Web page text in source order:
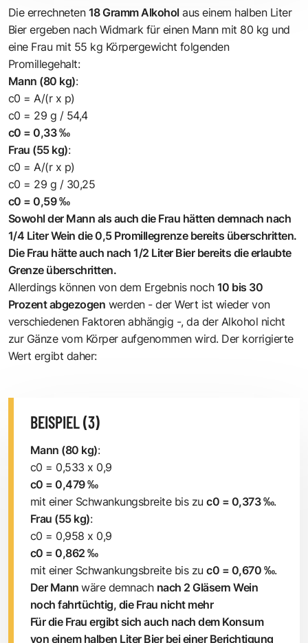
Die errechneten 18 Gramm Alkohol aus einem halben Liter
Bier ergeben nach Widmark für einen Mann mit 80 kg und
eine Frau mit 55 kg Körpergewicht folgenden
Promillegehalt:
Mann (80 kg):
c0 = A/(r x p)
c0 = 29 g / 54,4
c0 = 0,33 ‰
Frau (55 kg):
c0 = A/(r x p)
c0 = 29 g / 30,25
c0 = 0,59 ‰
Sowohl der Mann als auch die Frau hätten demnach nach
1/4 Liter Wein die 0,5 Promillegrenze bereits überschritten.
Die Frau hätte auch nach 1/2 Liter Bier bereits die erlaubte
Grenze überschritten.
Allerdings können von dem Ergebnis noch 10 bis 30
Prozent abgezogen werden - der Wert ist wieder von
verschiedenen Faktoren abhängig -, da der Alkohol nicht
zur Gänze vom Körper aufgenommen wird. Der korrigierte
Wert ergibt daher:
BEISPIEL (3)
Mann (80 kg):
c0 = 0,533 x 0,9
c0 = 0,479 ‰
mit einer Schwankungsbreite bis zuc0 = 0,373 ‰.
Frau (55 kg):
c0 = 0,958 x 0,9
c0 = 0,862 ‰
mit einer Schwankungsbreite bis zuc0 = 0,670 ‰.
Der Mannwäre demnach nach 2 Gläsern Wein
noch fahrtüchtig, die Frau nicht mehr
Für die Frau ergibt sich auch nach dem Konsum
von einem halben Liter Bier bei einer Berichtigung